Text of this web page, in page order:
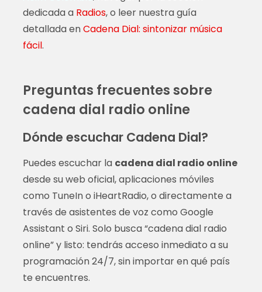
dedicada a Radios, o leer nuestra guía
detallada enCadena Dial: sintonizar música
fácil.
Preguntas frecuentes sobre
cadena dial radio online
Dónde escuchar Cadena Dial?
Puedes escuchar la cadena dial radio online
desde su web oficial, aplicaciones móviles
como TuneIn o iHeartRadio, o directamente a
través de asistentes de voz como Google
Assistant o Siri. Solo busca “cadena dial radio
online” y listo: tendrás acceso inmediato a su
programación 24/7, sin importar en qué país
te encuentres.